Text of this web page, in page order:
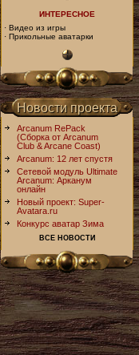
ИНТЕРЕСНОЕ
· Видео из игры
· Прикольные аватарки
Новости проекта
Arcanum RePack
(Сборка от Arcanum
Club & Arcane Coast)
Arcanum: 12 лет спустя
Сетевой модуль Ultimate
Arcanum: Арканум
онлайн
Новый проект: Super-
Avatara.ru
Конкурс аватар Зима
ВСЕ НОВОСТИ